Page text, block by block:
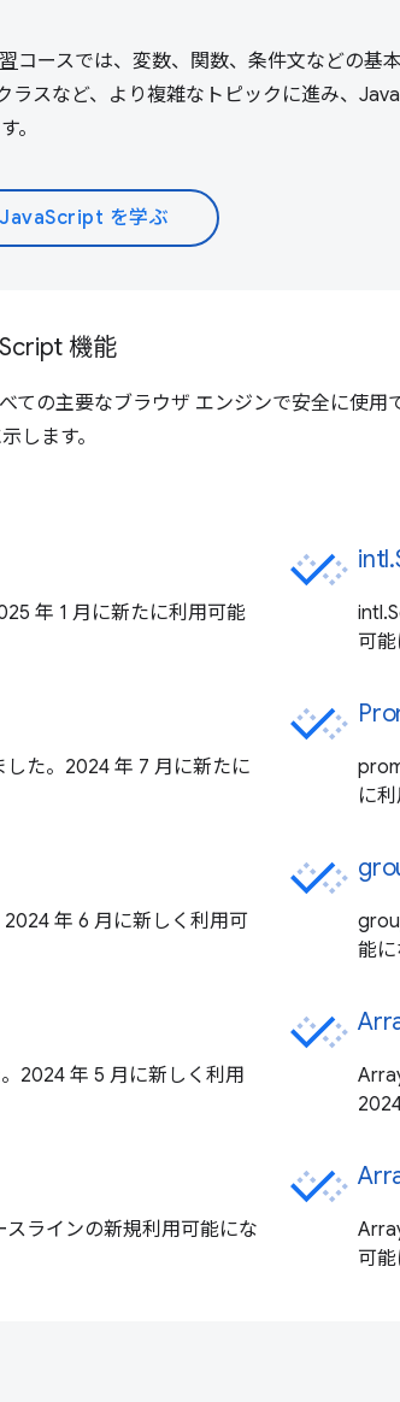
コースでは、変数、関数、条件文などの基
スなど、より複雑なトピックに進み、
。
JavaScript を学ぶ
機能
ての主要なブラウザ エンジンで安全に使
します。
年 1 月に新たに利用可能
た。2024 年 7 月に新たに
年 6 月に新しく利用可
2024 年 5 月に新しく利用
ラインの新規利用可能にな
可能
に
能に
可能